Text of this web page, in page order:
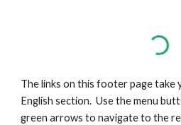
The links on this footer page take
English section. Use the menu
green arrows to navigate to the